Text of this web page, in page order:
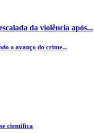
da violência após...
o avanço do crime...
científica